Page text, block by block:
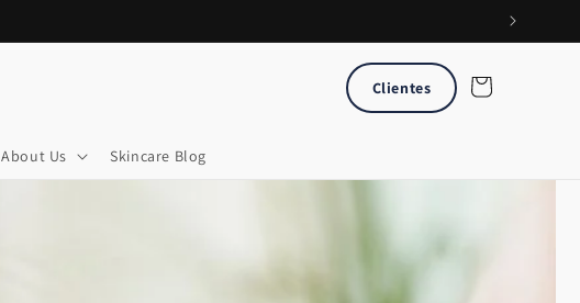
About Us Skincare Blog
Clientes Carrito